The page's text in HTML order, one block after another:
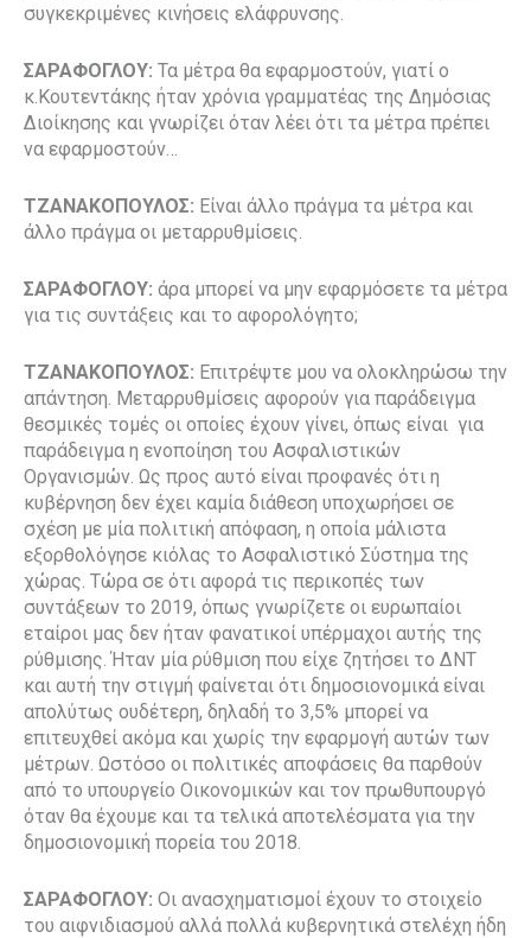
συγκεκριμένες κινήσεις ελάφρυνσης.
ΣΑΡΑΦΟΓΛΟΥ: Τα μέτρα θα εφαρμοστούν, γιατί ο
κ.Κουτεντάκης ήταν χρόνια γραμματέας της Δημόσιας
Διοίκησης και γνωρίζει όταν λέει ότι τα μέτρα πρέπει
να εφαρμοστούν…
ΤΖΑΝΑΚΟΠΟΥΛΟΣ: Είναι άλλο πράγμα τα μέτρα και
άλλο πράγμα οι μεταρρυθμίσεις.
ΣΑΡΑΦΟΓΛΟΥ: άρα μπορεί να μην εφαρμόσετε τα μέτρα
για τις συντάξεις και το αφορολόγητο;
ΤΖΑΝΑΚΟΠΟΥΛΟΣ: Επιτρέψτε μου να ολοκληρώσω την
απάντηση. Μεταρρυθμίσεις αφορούν για παράδειγμα
θεσμικές τομές οι οποίες έχουν γίνει, όπως είναι για
παράδειγμα η ενοποίηση του Ασφαλιστικών
Οργανισμών. Ως προς αυτό είναι προφανές ότι η
κυβέρνηση δεν έχει καμία διάθεση υποχωρήσει σε
σχέση με μία πολιτική απόφαση, η οποία μάλιστα
εξορθολόγησε κιόλας το Ασφαλιστικό Σύστημα της
χώρας. Τώρα σε ότι αφορά τις περικοπές των
συντάξεων το 2019, όπως γνωρίζετε οι ευρωπαίοι
εταίροι μας δεν ήταν φανατικοί υπέρμαχοι αυτής της
ρύθμισης. Ήταν μία ρύθμιση που είχε ζητήσει το ΔΝΤ
και αυτή την στιγμή φαίνεται ότι δημοσιονομικά είναι
απολύτως ουδέτερη, δηλαδή το 3,5% μπορεί να
επιτευχθεί ακόμα και χωρίς την εφαρμογή αυτών των
μέτρων. Ωστόσο οι πολιτικές αποφάσεις θα παρθούν
από το υπουργείο Οικονομικών και τον πρωθυπουργό
όταν θα έχουμε και τα τελικά αποτελέσματα για την
δημοσιονομική πορεία του 2018.
ΣΑΡΑΦΟΓΛΟΥ: Οι ανασχηματισμοί έχουν το στοιχείο
του αιφνιδιασμού αλλά πολλά κυβερνητικά στελέχη ήδη